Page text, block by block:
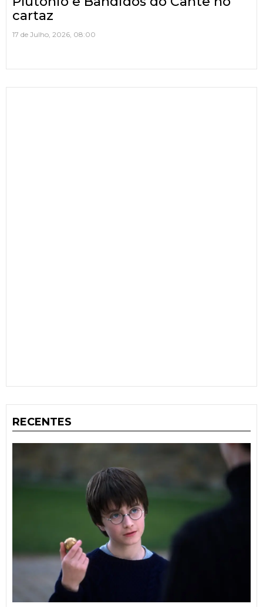
cartaz
17 de Julho, 2026, 08:00
RECENTES